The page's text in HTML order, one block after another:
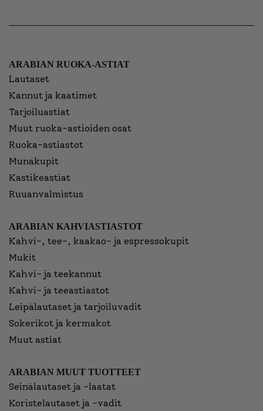
ARABIAN RUOKA-ASTIAT
Lautaset
Kannut ja kaatimet
Tarjoiluastiat
Muut ruoka-astioiden osat
Ruoka-astiastot
Munakupit
Kastikeastiat
Ruuanvalmistus
ARABIAN KAHVIASTIASTOT
Kahvi-, tee-, kaakao- ja espressokupit
Mukit
Kahvi- ja teekannut
Kahvi- ja teeastiastot
Leipälautaset ja tarjoiluvadit
Sokerikot ja kermakot
Muut astiat
ARABIAN MUUT TUOTTEET
Seinälautaset ja -laatat
Koristelautaset ja -vadit